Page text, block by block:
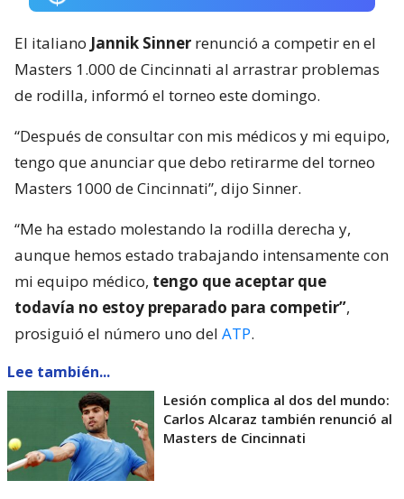
El italiano Jannik Sinner renunció a competir en el
Masters 1.000 de Cincinnati al arrastrar problemas
de rodilla, informó el torneo este domingo.
“Después de consultar con mis médicos y mi equipo,
tengo que anunciar que debo retirarme del torneo
Masters 1000 de Cincinnati”, dijo Sinner.
“Me ha estado molestando la rodilla derecha y,
aunque hemos estado trabajando intensamente con
mi equipo médico, tengo que aceptar que
todavía no estoy preparado para competir”,
prosiguió el número uno del ATP.
Lee también...
Lesión complica al dos del mundo:
Carlos Alcaraz también renunció al
Masters de Cincinnati